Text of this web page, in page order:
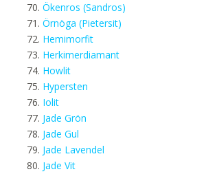
Ökenros (Sandros)
Örnöga (Pietersit)
Hemimorfit
Herkimerdiamant
Howlit
Hypersten
Iolit
Jade Grön
Jade Gul
Jade Lavendel
Jade Vit